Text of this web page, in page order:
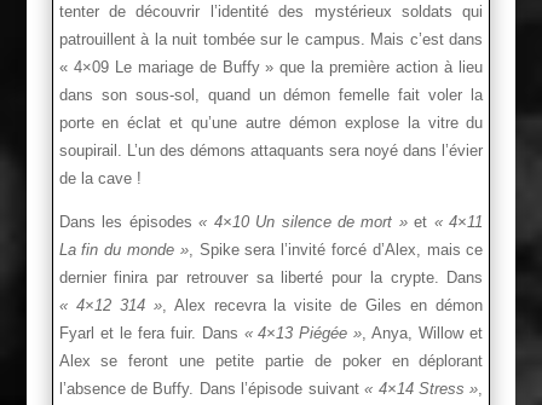
tenter de découvrir l’identité des mystérieux soldats qui
patrouillent à la nuit tombée sur le campus. Mais c’est dans
« 4×09 Le mariage de Buffy » que la première action à lieu
dans son sous-sol, quand un démon femelle fait voler la
porte en éclat et qu’une autre démon explose la vitre du
soupirail. L’un des démons attaquants sera noyé dans l’évier
de la cave !
Dans les épisodes « 4×10 Un silence de mort »et « 4×11
La fin du monde », Spike sera l’invité forcé d’Alex, mais ce
dernier finira par retrouver sa liberté pour la crypte. Dans
« 4×12 314 », Alex recevra la visite de Giles en démon
Fyarl et le fera fuir. Dans « 4×13 Piégée » , Anya, Willow et
Alex se feront une petite partie de poker en déplorant
l’absence de Buffy. Dans l’épisode suivant« 4×14 Stress »